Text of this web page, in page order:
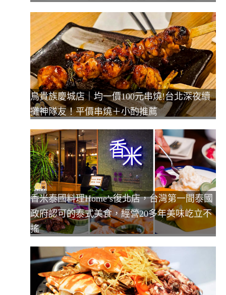
鳥貴族慶城店｜均一價100元串燒!台北深夜續
攤神隊友！平價串燒＋小酌推薦
香米泰國料理Home’s復北店，台灣第一間泰國
政府認可的泰式美食，經營20多年美味屹立不
搖